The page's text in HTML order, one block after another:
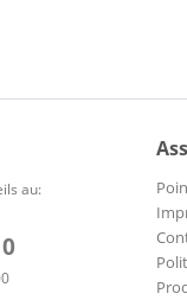
au: